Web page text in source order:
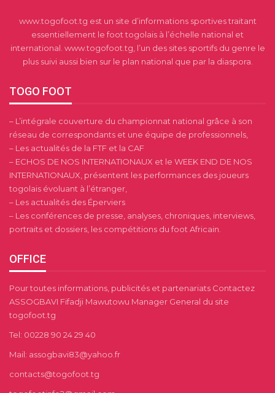
www.togofoot.tg est un site d’informations sportives traitant
essentiellement le foot togolais à l’échelle national et
international. www.togofoot.tg, l’un des sites sportifs du genre le
plus suivi aussi bien sur le plan national que par la diaspora.
TOGO FOOT
– L’intégrale couverture du championnat national grâce à son
réseau de correspondants et une équipe de professionnels,
– Les actualités de la FTF et la CAF
– ECHOS DE NOS INTERNATIONAUX et le WEEK END DE NOS
INTERNATIONAUX, présentent les performances des joueurs
togolais évoluant à l’étranger,
– Les actualités des Éperviers
– Les conférences de presse, analyses, chroniques, interviews,
portraits et dossiers, les compétitions du foot Africain.
OFFICE
Pour toutes informations, publicités et partenariats Contactez
ASSOGBAVI Fifadji Mawutowu Manager General du site
togofoot.tg
Tel: 00228 90 24 29 40
Mail: assogbavi83@yahoo.fr
contacts@togofoot.tg